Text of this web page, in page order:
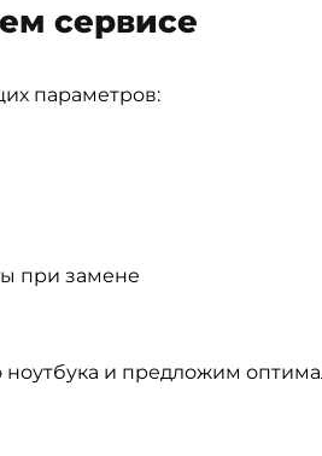
сервисе
параметров:
при замене
и предложим